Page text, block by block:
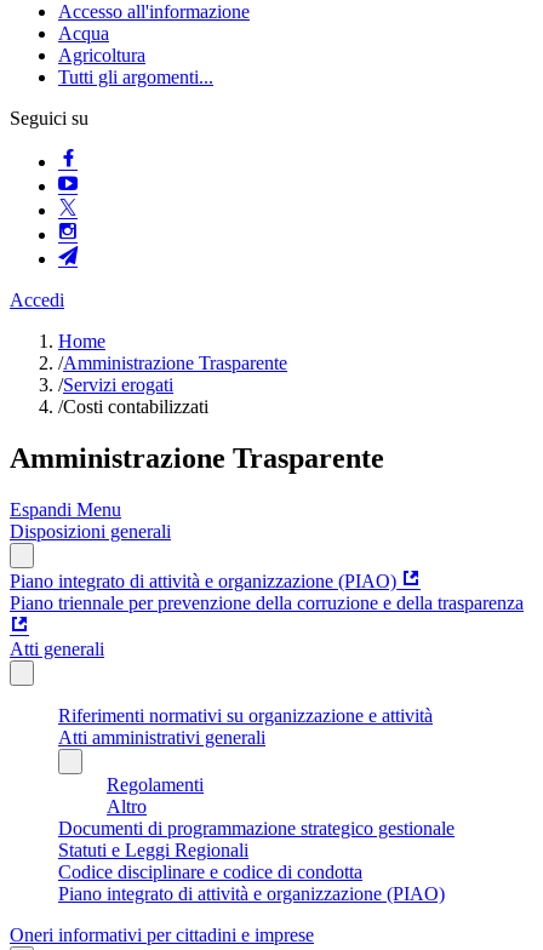
Accesso all'informazione
Acqua
Agricoltura
Tutti gli argomenti...
Seguici su
Accedi
Home
/Amministrazione Trasparente
/Servizi erogati
/Costi contabilizzati
Amministrazione Trasparente
Espandi Menu
Disposizioni generali
Piano integrato di attività e organizzazione (PIAO)
Piano triennale per prevenzione della corruzione e della trasparenza
Atti generali
Riferimenti normativi su organizzazione e attività
Atti amministrativi generali
Regolamenti
Altro
Documenti di programmazione strategico gestionale
Statuti e Leggi Regionali
Codice disciplinare e codice di condotta
Piano integrato di attività e organizzazione (PIAO)
Oneri informativi per cittadini e imprese